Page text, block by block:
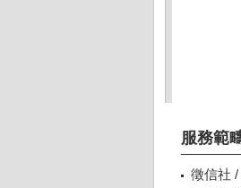
服務範
徵信社 /